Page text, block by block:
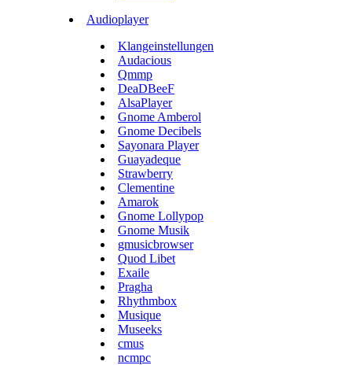
Audioplayer
Klangeinstellungen
Audacious
Qmmp
DeaDBeeF
AlsaPlayer
Gnome Amberol
Gnome Decibels
Sayonara Player
Guayadeque
Strawberry
Clementine
Amarok
Gnome Lollypop
Gnome Musik
gmusicbrowser
Quod Libet
Exaile
Pragha
Rhythmbox
Musique
Museeks
cmus
ncmpc